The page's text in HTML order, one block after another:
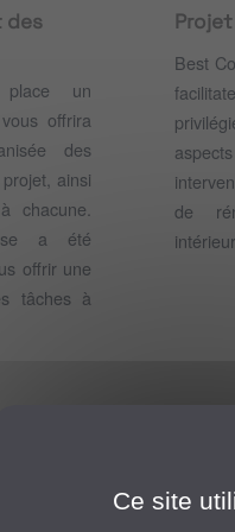
des
un
offrira
des
ainsi
chacune.
a été
offrir une
tâches à
Best
de
intérieur.
Ce site